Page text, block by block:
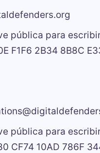
pública para
F1F6 2B34 8B8C
pública para
CF74 10AD 786F